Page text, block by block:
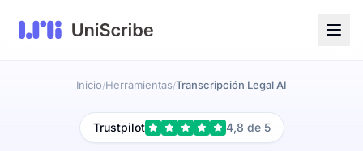
Inicio/Herramientas/Transcripción Legal AI
Trustpilot 4,8 de 5